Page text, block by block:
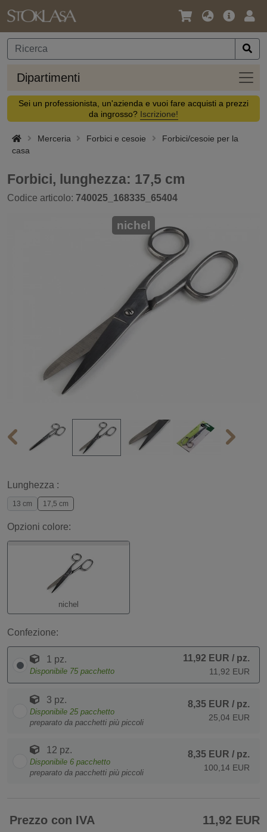
Lingua
Valuta
Offerta
Dipartimenti
Sei un professionista, un'azienda e vuoi fare acquisti a prezzi
da ingrosso? Iscrizione!
Merceria Forbici e cesoie
Forbici/cesoie per la
casa
Forbici, lunghezza: 17,5 cm
Codice articolo: 740025_168335_65404
nichel
Lunghezza :
13 cm 17,5 cm
Opzioni colore:
nichel
Confezione:
1 pz.
Disponibile 75 pacchetto
11,92 EUR / pz.
11,92 EUR
3 pz.
Disponibile 25 pacchetto
preparato da pacchetti più piccoli
8,35 EUR / pz.
25,04 EUR
12 pz.
Disponibile 6 pacchetto
preparato da pacchetti più piccoli
8,35 EUR / pz.
100,14 EUR
Prezzo con IVA 11,92 EUR